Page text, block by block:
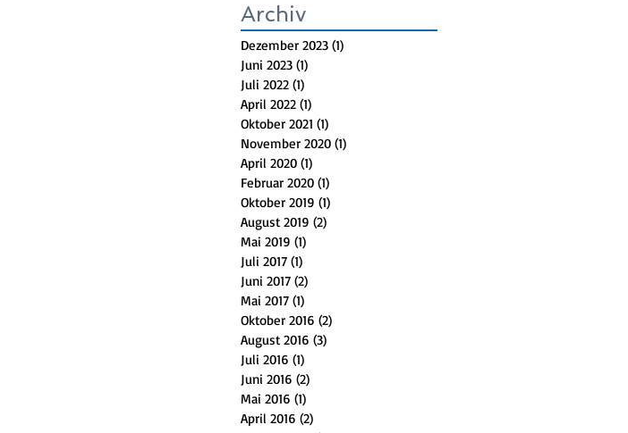
Archiv
Dezember 2023 (1)
Juni 2023 (1)
Juli 2022 (1)
April 2022 (1)
Oktober 2021 (1)
November 2020 (1)
April 2020 (1)
Februar 2020 (1)
Oktober 2019 (1)
August 2019 (2)
Mai 2019 (1)
Juli 2017 (1)
Juni 2017 (2)
Mai 2017 (1)
Oktober 2016 (2)
August 2016 (3)
Juli 2016 (1)
Juni 2016 (2)
Mai 2016 (1)
April 2016 (2)